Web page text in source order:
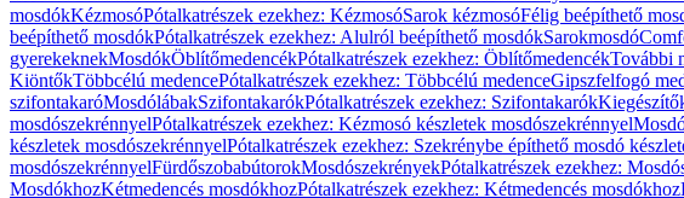
mosdókKézmosóPótalkatrészek ezekhez: KézmosóSarok kézmosóFélig beépíthető
beépíthető mosdókPótalkatrészek ezekhez: Alulról beépíthető mosdókSarokmosdó
gyerekeknekMosdókÖblítőmedencékPótalkatrészek ezekhez: ÖblítőmedencékTovábbi
KiöntőkTöbbcélú medencePótalkatrészek ezekhez: Többcélú medenceGipszfelfogó
szifontakaróMosdólábakSzifontakarókPótalkatrészek ezekhez: Szifontakarók
mosdószekrénnyelPótalkatrészek ezekhez: Kézmosó készletek mosdószekrénnyel
készletek mosdószekrénnyelPótalkatrészek ezekhez: Szekrénybe építhető mosdó
mosdószekrénnyelFürdőszobabútorokMosdószekrényekPótalkatrészek ezekhez:
MosdókhozKétmedencés mosdókhozPótalkatrészek ezekhez: Kétmedencés mosdókhoz